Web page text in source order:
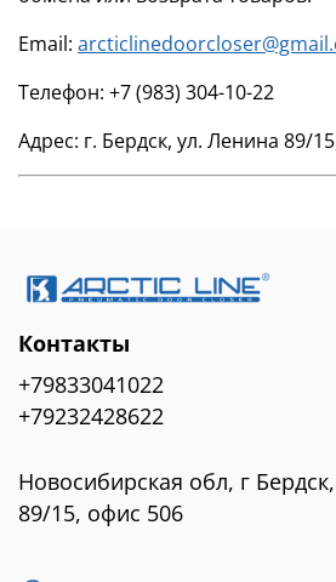
Email:
Телефон: +7 (983) 304-10-22
Адрес: г. Бердск, ул. Ленина 89/
Контакты
+79833041022
+79232428622
Новосибирская обл, г
89/15, офис 506